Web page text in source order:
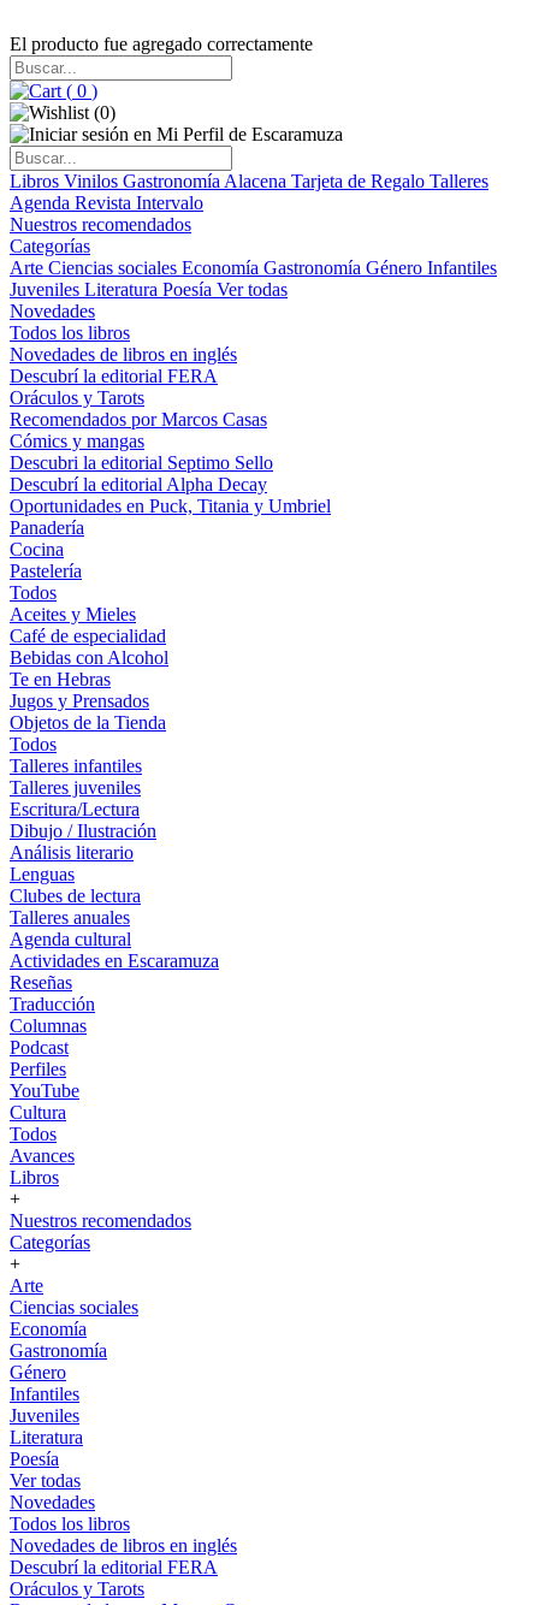
El producto fue agregado correctamente
( 0 )
(0)
Libros Vinilos Gastronomía Alacena Tarjeta de Regalo Talleres
Agenda Revista Intervalo
Nuestros recomendados
Categorías
Arte Ciencias sociales Economía Gastronomía Género Infantiles
Juveniles Literatura Poesía Ver todas
Novedades
Todos los libros
Novedades de libros en inglés
Descubrí la editorial FERA
Oráculos y Tarots
Recomendados por Marcos Casas
Cómics y mangas
Descubri la editorial Septimo Sello
Descubrí la editorial Alpha Decay
Oportunidades en Puck, Titania y Umbriel
Panadería
Cocina
Pastelería
Todos
Aceites y Mieles
Café de especialidad
Bebidas con Alcohol
Te en Hebras
Jugos y Prensados
Objetos de la Tienda
Todos
Talleres infantiles
Talleres juveniles
Escritura/Lectura
Dibujo / Ilustración
Análisis literario
Lenguas
Clubes de lectura
Talleres anuales
Agenda cultural
Actividades en Escaramuza
Reseñas
Traducción
Columnas
Podcast
Perfiles
YouTube
Cultura
Todos
Avances
Libros
+
Nuestros recomendados
Categorías
+
Arte
Ciencias sociales
Economía
Gastronomía
Género
Infantiles
Juveniles
Literatura
Poesía
Ver todas
Novedades
Todos los libros
Novedades de libros en inglés
Descubrí la editorial FERA
Oráculos y Tarots